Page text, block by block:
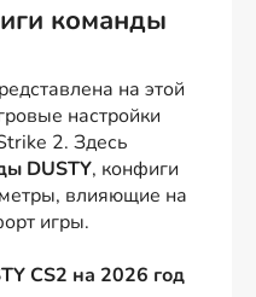
на этой
настройки
2. Здесь
DUSTY, конфиги
влияющие на
игры.
CS2 на 2026 год